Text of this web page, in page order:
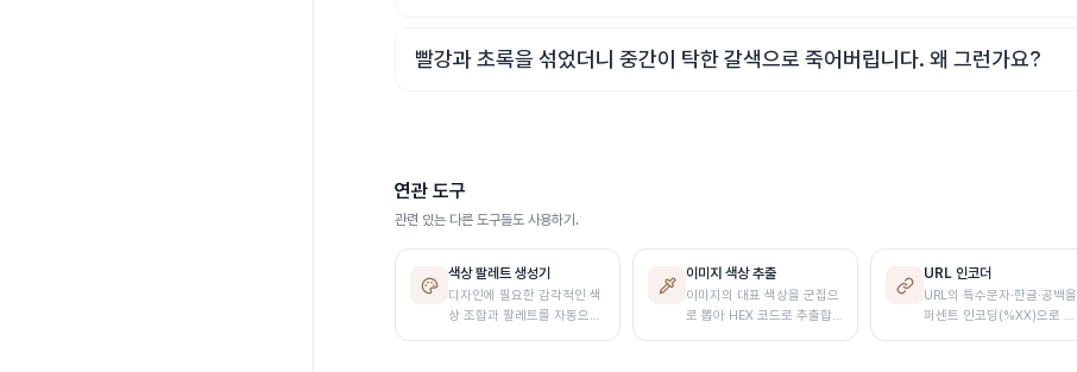
빨강과 초록을 섞었더니 중간이 탁한 갈색으로 죽어버립니다. 왜 그런가요?
연관 도구
관련 있는 다른 도구들도 사용하기.
색상 팔레트 생성기
디자인에 필요한 감각적인 색
상 조합과 팔레트를 자동으로
이미지 색상 추출
이미지의 대표 색상을 군집으
로 뽑아 HEX 코드로 추출합
URL 인코더
URL의 특수문자·한글·공백을
퍼센트 인코딩(%XX)으로 변